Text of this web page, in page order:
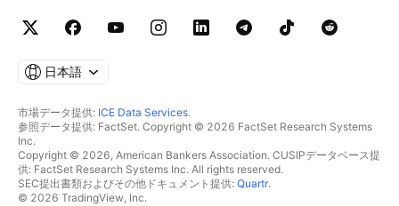
日本語
市場データ提供: ICE Data Services.
参照データ提供: FactSet. Copyright © 2026 FactSet Research Systems
Inc.
Copyright © 2026, American Bankers Association. CUSIPデータベース提
供: FactSet Research Systems Inc. All rights reserved.
SEC提出書類およびその他ドキュメント提供: Quartr.
© 2026 TradingView, Inc.